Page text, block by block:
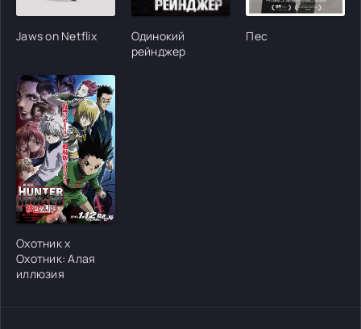
Jaws on Netflix
Одинокий
рейнджер
Пес
Охотник х
Охотник: Алая
иллюзия